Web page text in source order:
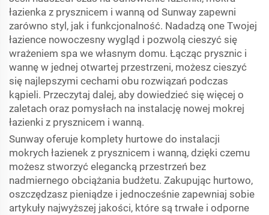
łazienka z prysznicem i wanną od Sunway zapewni
zarówno styl, jak i funkcjonalność. Nadadzą one Twojej
łazience nowoczesny wygląd i pozwolą cieszyć się
wrażeniem spa we własnym domu. Łącząc prysznic i
wannę w jednej otwartej przestrzeni, możesz cieszyć
się najlepszymi cechami obu rozwiązań podczas
kąpieli. Przeczytaj dalej, aby dowiedzieć się więcej o
zaletach oraz pomysłach na instalację nowej mokrej
łazienki z prysznicem i wanną.
Sunway oferuje komplety hurtowe do instalacji
mokrych łazienek z prysznicem i wanną, dzięki czemu
możesz stworzyć elegancką przestrzeń bez
nadmiernego obciążania budżetu. Zakupując hurtowo,
oszczędzasz pieniądze i jednocześnie zapewniaj sobie
artykuły najwyższej jakości, które są trwałe i odporne